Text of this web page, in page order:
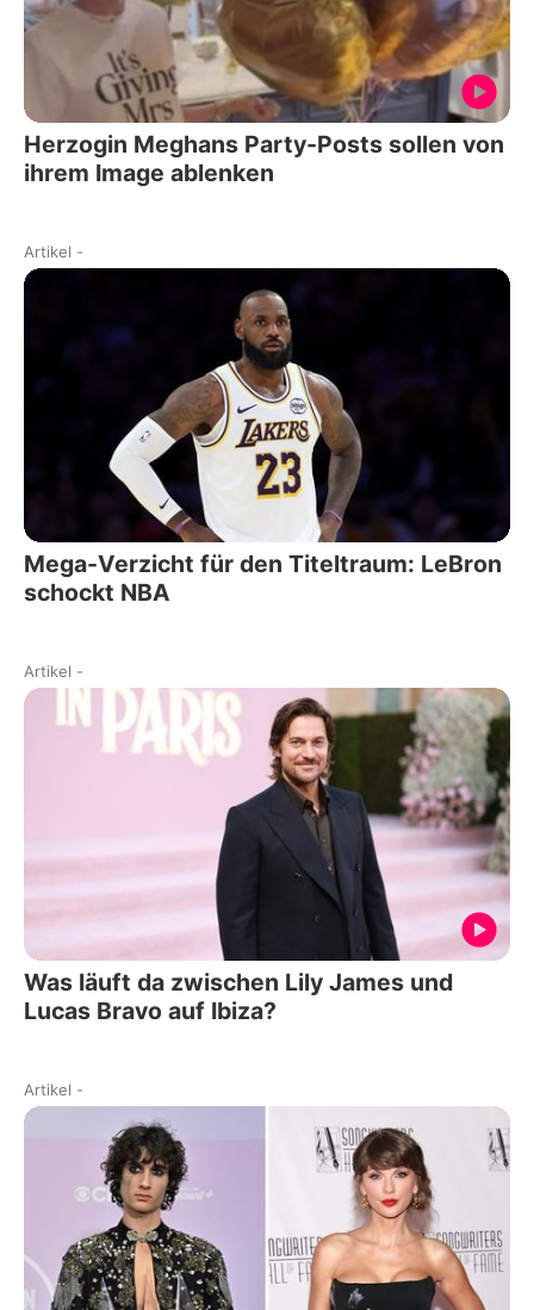
Herzogin Meghans Party-Posts sollen von
ihrem Image ablenken
Artikel -
Mega-Verzicht für den Titeltraum: LeBron
schockt NBA
Artikel -
Was läuft da zwischen Lily James und
Lucas Bravo auf Ibiza?
Artikel -